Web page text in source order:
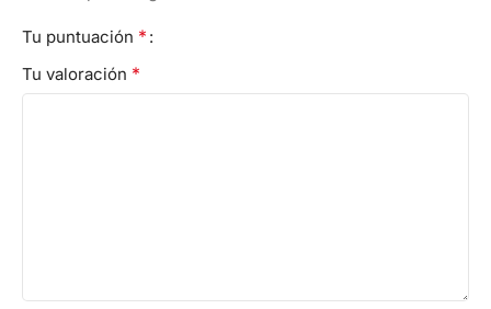
Tu puntuación *
Tu valoración *